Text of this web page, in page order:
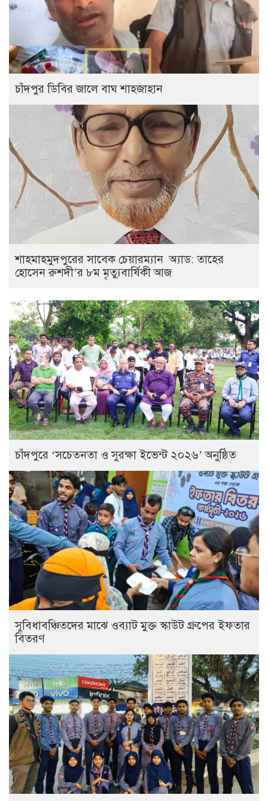
চাঁদপুর ডিবির জালে বাঘ শাহজাহান
শাহমাহমুদপুরের সাবেক চেয়ারম্যান অ্যাড: তাহের
হোসেন রুশদী’র ৮ম মৃত্যুবার্ষিকী আজ
চাঁদপুরে ‘সচেতনতা ও সুরক্ষা ইভেন্ট ২০২৬’ অনুষ্ঠিত
সুবিধাবঞ্চিতদের মাঝে ওব্যাট মুক্ত স্কাউট গ্রুপের ইফতার
বিতরণ